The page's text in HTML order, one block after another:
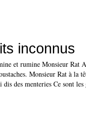
inconnus
et rumine Monsieur Rat
Monsieur Rat à la
des menteries Ce sont les